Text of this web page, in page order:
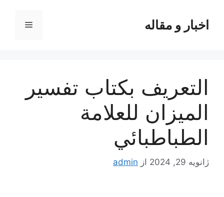
محتوااخبار و مقاله فهرست
التعريف بكتاب تفسير
الميزان للعلامة
الطباطبائي
ژانویه 29, 2024 از admin